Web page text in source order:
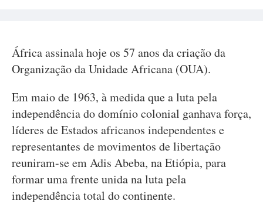
África assinala hoje os 57 anos da criação da
Organização da Unidade Africana (OUA).
Em maio de 1963, à medida que a luta pela
independência do domínio colonial ganhava força,
líderes de Estados africanos independentes e
representantes de movimentos de libertação
reuniram-se em Adis Abeba, na Etiópia, para
formar uma frente unida na luta pela
independência total do continente.